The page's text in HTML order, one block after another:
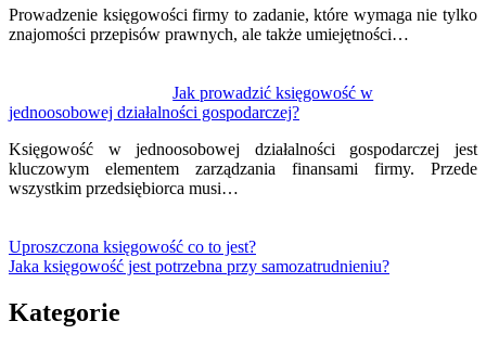
Prowadzenie księgowości firmy to zadanie, które wymaga nie tylko
znajomości przepisów prawnych, ale także umiejętności…
Jak prowadzić księgowość w
jednoosobowej działalności gospodarczej?
Księgowość w jednoosobowej działalności gospodarczej jest
kluczowym elementem zarządzania finansami firmy. Przede
wszystkim przedsiębiorca musi…
Uproszczona księgowość co to jest?
Jaka księgowość jest potrzebna przy samozatrudnieniu?
Kategorie